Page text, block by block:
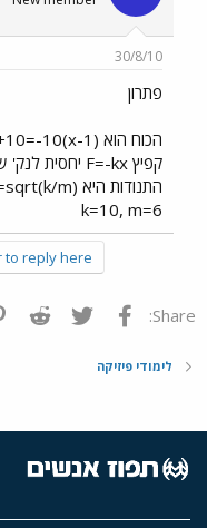
30/8/10
פתרון
k=10, m=6
reply here.
Share: פייסבוק Twitter
לימודי פיזיקה